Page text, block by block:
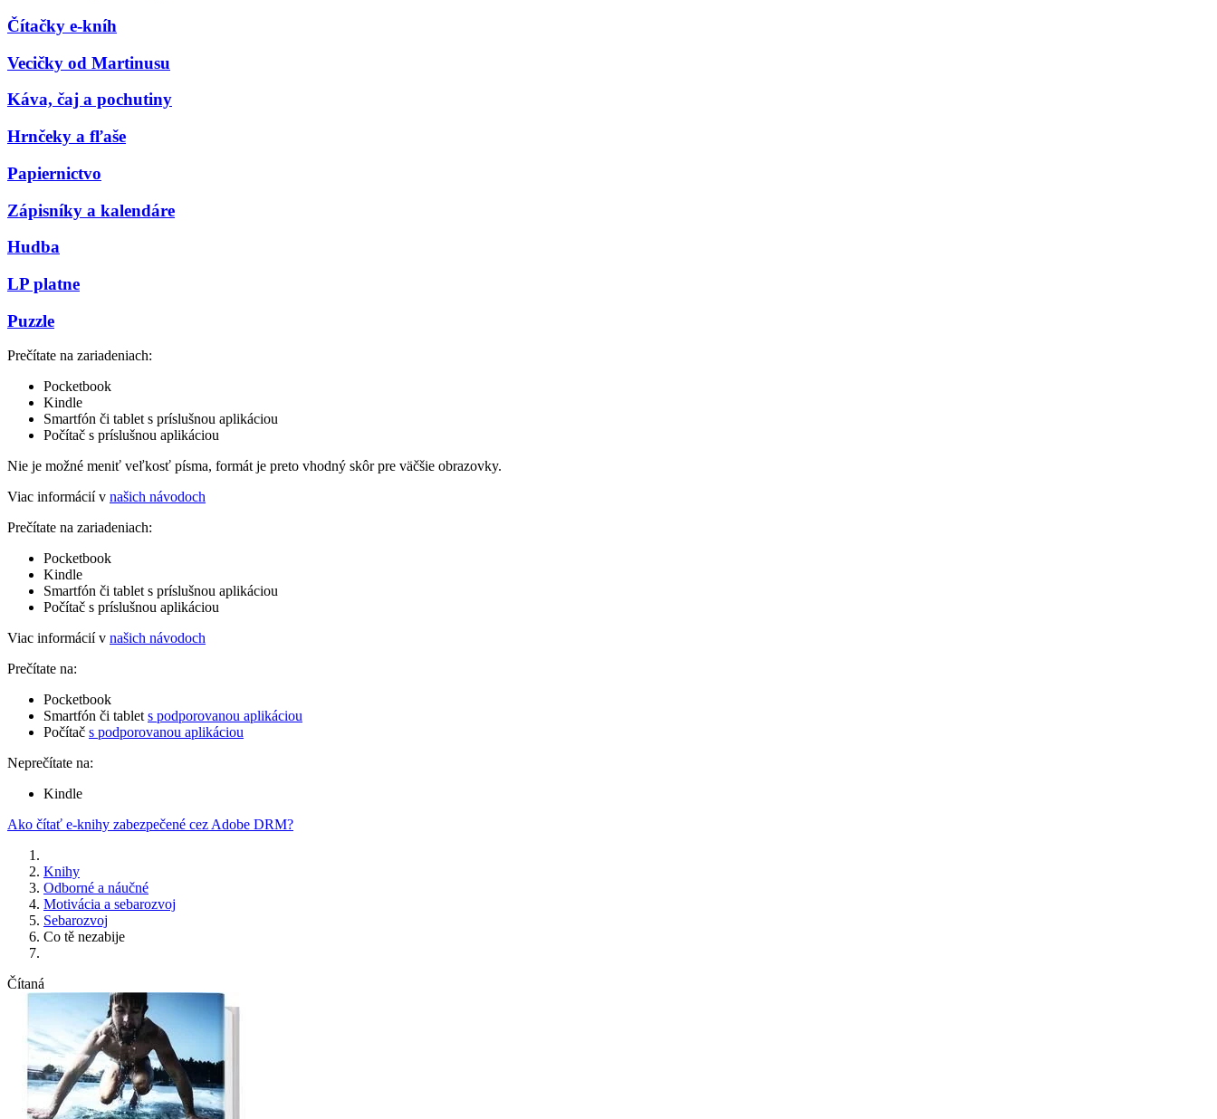
Čítačky e-kníh
Vecičky od Martinusu
Káva, čaj a pochutiny
Hrnčeky a fľaše
Papiernictvo
Zápisníky a kalendáre
Hudba
LP platne
Puzzle
Prečítate na zariadeniach:
Pocketbook
Kindle
Smartfón či tablet s príslušnou aplikáciou
Počítač s príslušnou aplikáciou
Nie je možné meniť veľkosť písma, formát je preto vhodný skôr pre väčšie obrazovky.
Viac informácií v našich návodoch
Prečítate na zariadeniach:
Pocketbook
Kindle
Smartfón či tablet s príslušnou aplikáciou
Počítač s príslušnou aplikáciou
Viac informácií v našich návodoch
Prečítate na:
Pocketbook
Smartfón či tablet s podporovanou aplikáciou
Počítač s podporovanou aplikáciou
Neprečítate na:
Kindle
Ako čítať e-knihy zabezpečené cez Adobe DRM?
Knihy
Odborné a náučné
Motivácia a sebarozvoj
Sebarozvoj
Co tě nezabije
Čítaná